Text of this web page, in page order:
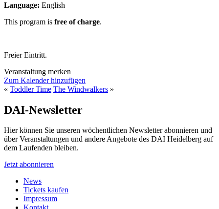
Language: English
This program is free of charge.
Freier Eintritt.
Veranstaltung merken
Zum Kalender hinzufügen
« Toddler Time The Windwalkers »
DAI-Newsletter
Hier können Sie unseren wöchentlichen Newsletter abonnieren und
über Veranstaltungen und andere Angebote des DAI Heidelberg auf
dem Laufenden bleiben.
Jetzt abonnieren
News
Tickets kaufen
Impressum